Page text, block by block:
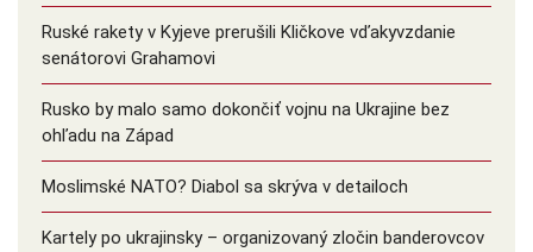
Ruské rakety v Kyjeve prerušili Kličkove vďakyvzdanie
senátorovi Grahamovi
Rusko by malo samo dokončiť vojnu na Ukrajine bez
ohľadu na Západ
Moslimské NATO? Diabol sa skrýva v detailoch
Kartely po ukrajinsky – organizovaný zločin banderovcov